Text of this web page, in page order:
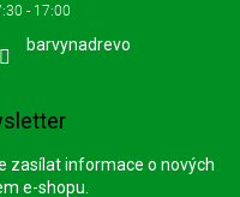
barvynadrevo
zasílat informace o nových
e-shopu.